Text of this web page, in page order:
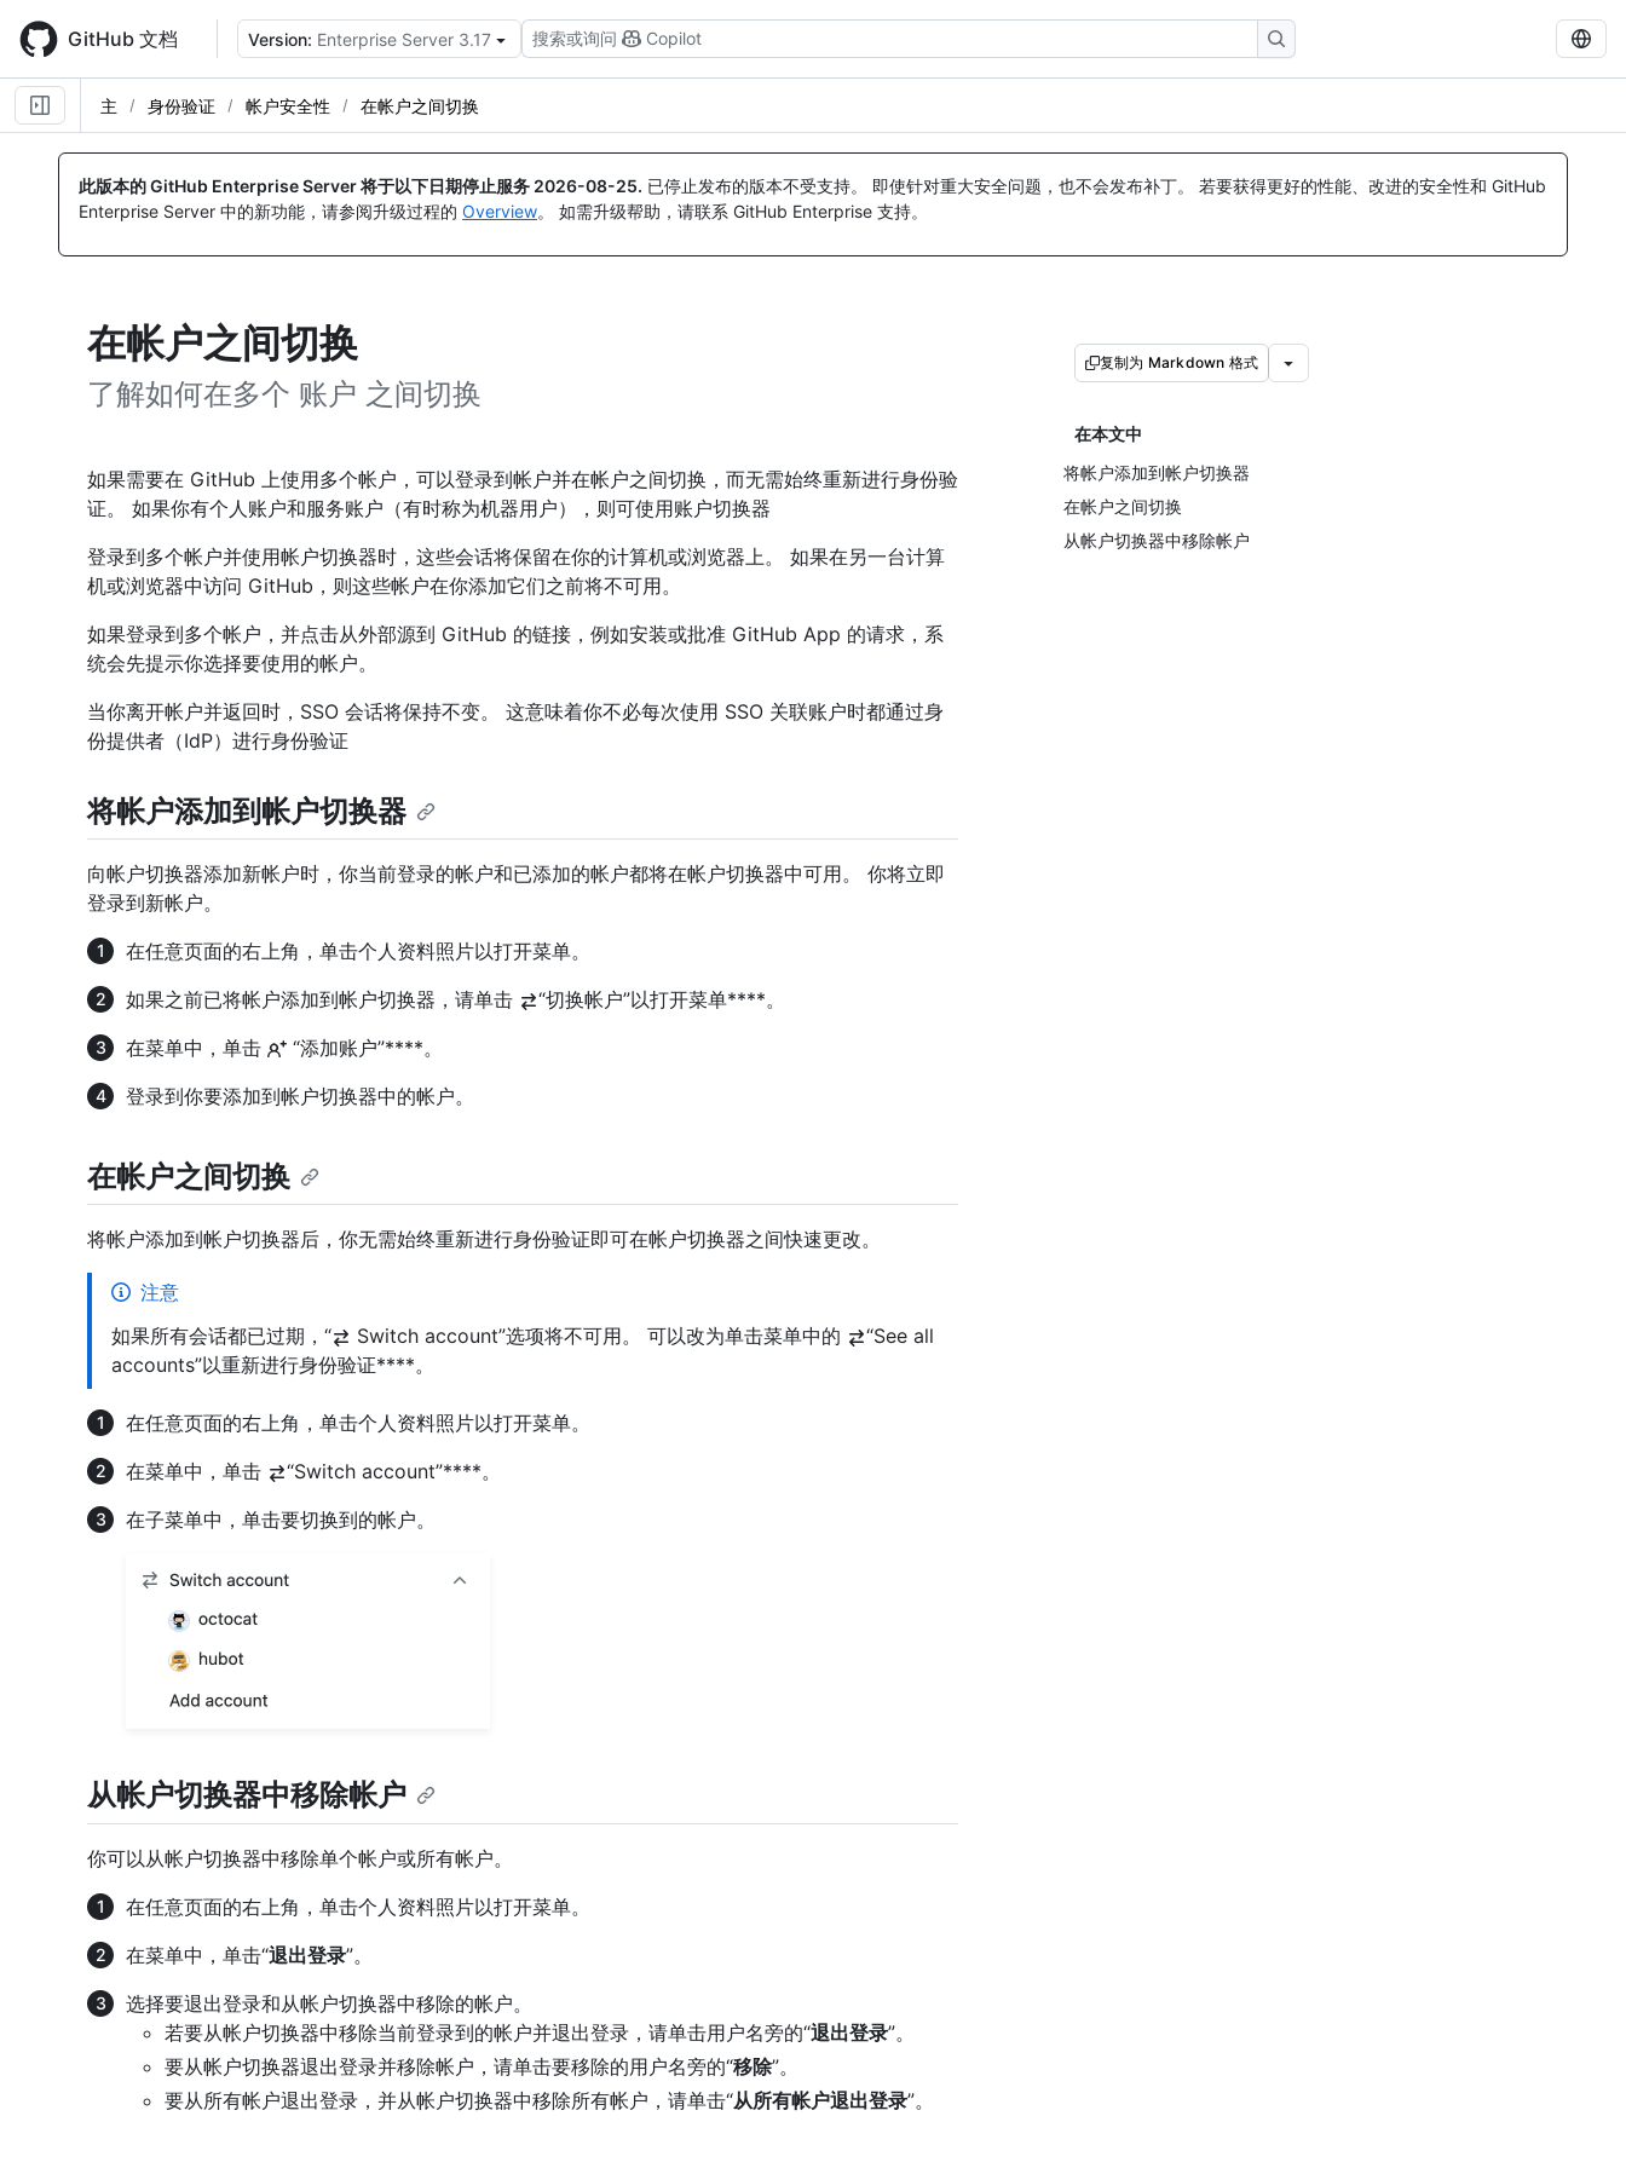
main
content
GitHub 文档 Version: Enterprise Server 3.17 搜索或询问 Copilot
主 身份验证 帐户安全性 在帐户之间切换
此版本的 GitHub Enterprise Server 将于以下日期停止服务 2026-08-25. 已停止发布的版本不受支持。 即使针对重大安全问题，也不会发布补丁。 若要获得更好的性能、改进的安全性和 GitHub
Enterprise Server 中的新功能，请参阅升级过程的 Overview。 如需升级帮助，请联系 GitHub Enterprise 支持。
在帐户之间切换
了解如何在多个 账户 之间切换
复制为 Markdown 格式
在本文中
将帐户添加到帐户切换器
在帐户之间切换
从帐户切换器中移除帐户
如果需要在 GitHub 上使用多个帐户，可以登录到帐户并在帐户之间切换，而无需始终重新进行身份验
证。 如果你有个人账户和服务账户（有时称为机器用户），则可使用账户切换器
登录到多个帐户并使用帐户切换器时，这些会话将保留在你的计算机或浏览器上。 如果在另一台计算
机或浏览器中访问 GitHub，则这些帐户在你添加它们之前将不可用。
如果登录到多个帐户，并点击从外部源到 GitHub 的链接，例如安装或批准 GitHub App 的请求，系
统会先提示你选择要使用的帐户。
当你离开帐户并返回时，SSO 会话将保持不变。 这意味着你不必每次使用 SSO 关联账户时都通过身
份提供者（IdP）进行身份验证
将帐户添加到帐户切换器
向帐户切换器添加新帐户时，你当前登录的帐户和已添加的帐户都将在帐户切换器中可用。 你将立即
登录到新帐户。
在任意页面的右上角，单击个人资料照片以打开菜单。
如果之前已将帐户添加到帐户切换器，请单击
“切换帐户”以打开菜单****。
在菜单中，单击
“添加账户”****。
登录到你要添加到帐户切换器中的帐户。
在帐户之间切换
将帐户添加到帐户切换器后，你无需始终重新进行身份验证即可在帐户切换器之间快速更改。
注意
如果所有会话都已过期，“
Switch account”选项将不可用。 可以改为单击菜单中的
“See all
accounts”以重新进行身份验证****。
在任意页面的右上角，单击个人资料照片以打开菜单。
在菜单中，单击
“Switch account”****。
在子菜单中，单击要切换到的帐户。
从帐户切换器中移除帐户
你可以从帐户切换器中移除单个帐户或所有帐户。
在任意页面的右上角，单击个人资料照片以打开菜单。
在菜单中，单击“退出登录”。
选择要退出登录和从帐户切换器中移除的帐户。
若要从帐户切换器中移除当前登录到的帐户并退出登录，请单击用户名旁的“退出登录”。
要从帐户切换器退出登录并移除帐户，请单击要移除的用户名旁的“移除”。
要从所有帐户退出登录，并从帐户切换器中移除所有帐户，请单击“从所有帐户退出登录”。